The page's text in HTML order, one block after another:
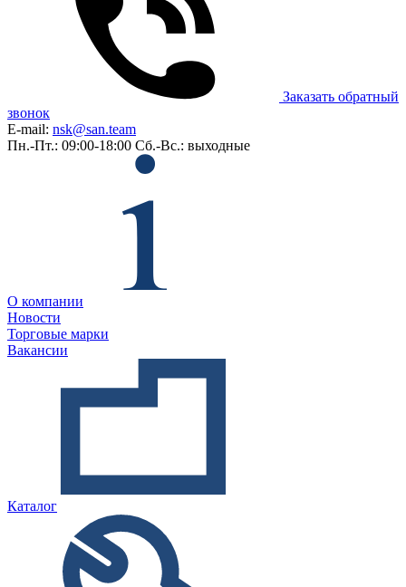
Заказать обратный
звонок
E-mail: nsk@san.team
Пн.-Пт.: 09:00-18:00 Сб.-Вс.: выходные
О компании
Новости
Торговые марки
Вакансии
Каталог